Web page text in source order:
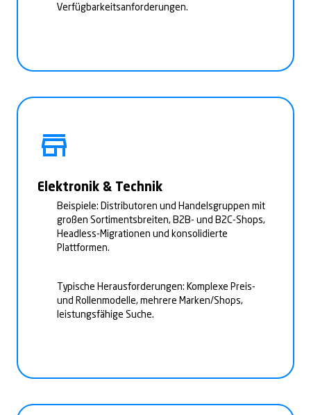
Verfügbarkeitsanforderungen.
Elektronik & Technik
Beispiele: Distributoren und Handelsgruppen mit
großen Sortimentsbreiten, B2B- und B2C-Shops,
Headless-Migrationen und konsolidierte
Plattformen.
Typische Herausforderungen: Komplexe Preis-
und Rollenmodelle, mehrere Marken/Shops,
leistungsfähige Suche.